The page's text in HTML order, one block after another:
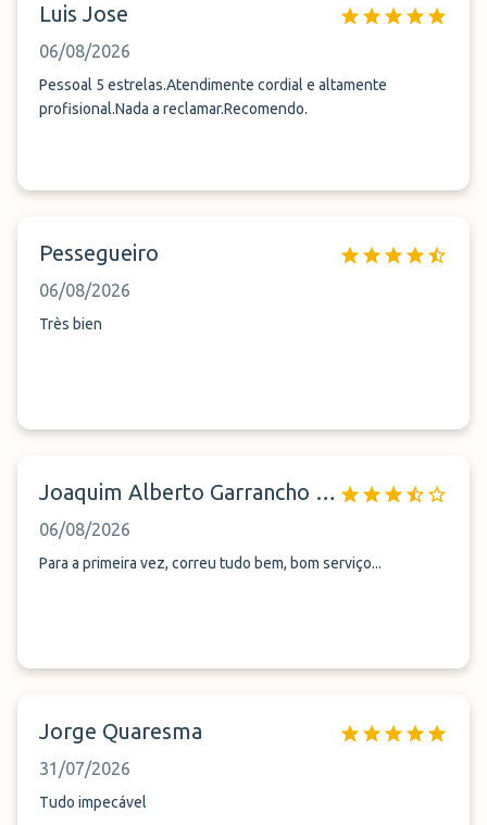
Luis Jose
06/08/2026
Pessoal 5 estrelas.Atendimente cordial e altamente
profisional.Nada a reclamar.Recomendo.
Pessegueiro
06/08/2026
Très bien
Joaquim Alberto Garrancho Campino
06/08/2026
Para a primeira vez, correu tudo bem, bom serviço...
Jorge Quaresma
31/07/2026
Tudo impecável